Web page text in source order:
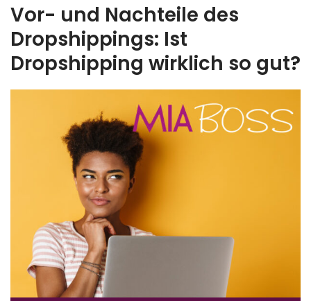
Vor- und Nachteile des
Dropshippings: Ist
Dropshipping wirklich so gut?